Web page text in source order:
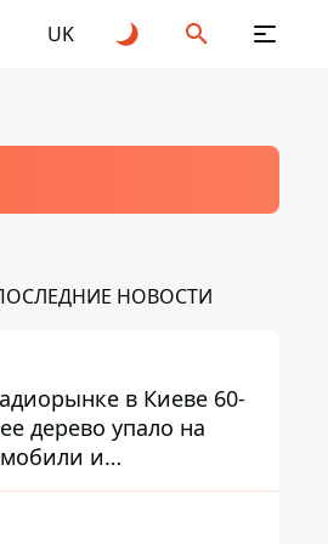
UK
НОВОСТИ
в Киеве 60-
дерево упало на
и
человека -